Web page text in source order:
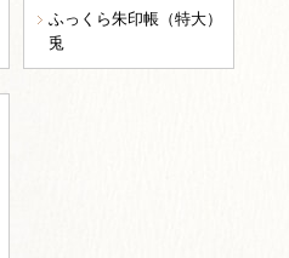
ふっくら朱印帳（特大）
兎